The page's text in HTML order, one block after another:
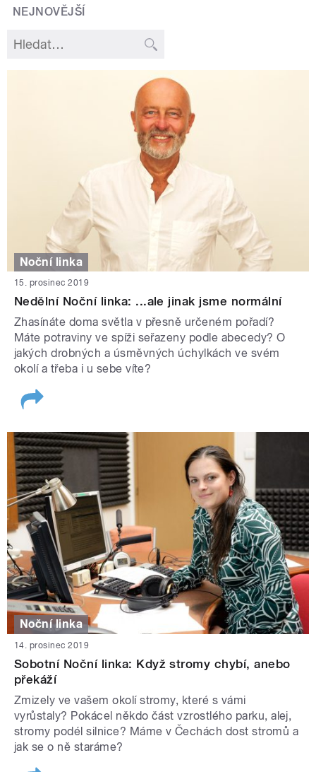
NEJNOVĚJŠÍ
Noční linka
15. prosinec 2019
Nedělní Noční linka: ...ale jinak jsme normální
Zhasínáte doma světla v přesně určeném pořadí?
Máte potraviny ve spíži seřazeny podle abecedy? O
jakých drobných a úsměvných úchylkách ve svém
okolí a třeba i u sebe víte?
Noční linka
14. prosinec 2019
Sobotní Noční linka: Když stromy chybí, anebo
překáží
Zmizely ve vašem okolí stromy, které s vámi
vyrůstaly? Pokácel někdo část vzrostlého parku, alej,
stromy podél silnice? Máme v Čechách dost stromů a
jak se o ně staráme?